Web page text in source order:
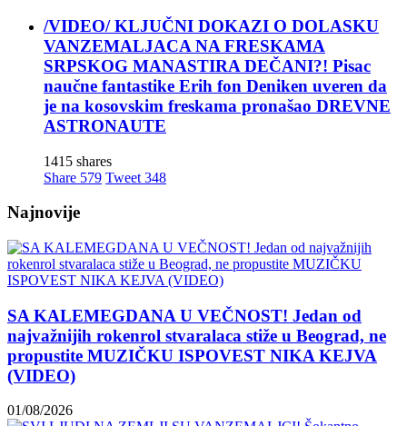
/VIDEO/ KLJUČNI DOKAZI O DOLASKU
VANZEMALJACA NA FRESKAMA
SRPSKOG MANASTIRA DEČANI?! Pisac
naučne fantastike Erih fon Deniken uveren da
je na kosovskim freskama pronašao DREVNE
ASTRONAUTE
1415 shares
Share 579 Tweet 348
Najnovije
SA KALEMEGDANA U VEČNOST! Jedan od
najvažnijih rokenrol stvaralaca stiže u Beograd, ne
propustite MUZIČKU ISPOVEST NIKA KEJVA
(VIDEO)
01/08/2026